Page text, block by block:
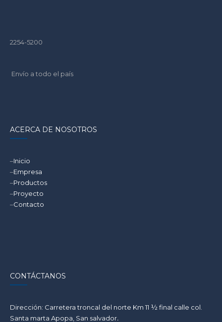
2254-5200
Envío a todo el país
ACERCA DE NOSOTROS
–Inicio
–Empresa
–Productos
–Proyecto
–Contacto
CONTÁCTANOS
Dirección: Carretera troncal del norte Km 11 ½ final calle col.
Santa marta Apopa, San salvador.